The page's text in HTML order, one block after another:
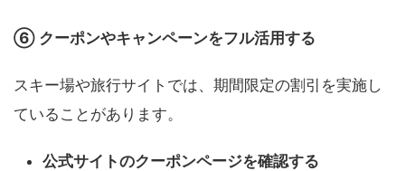
⑥ クーポンやキャンペーンをフル活用する
スキー場や旅行サイトでは、期間限定の割引を実施し
ていることがあります。
公式サイトのクーポンページを確認する